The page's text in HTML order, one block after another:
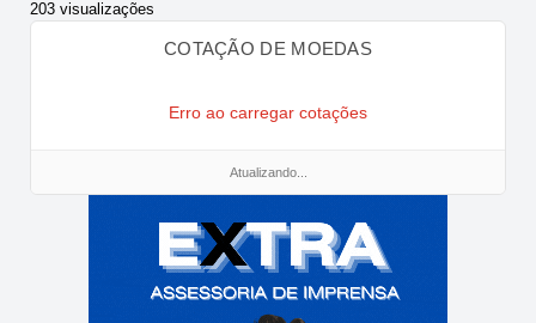
203 visualizações
COTAÇÃO DE MOEDAS
Erro ao carregar cotações
Atualizando...